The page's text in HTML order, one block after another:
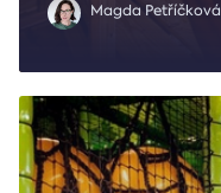
Magda Petříčková